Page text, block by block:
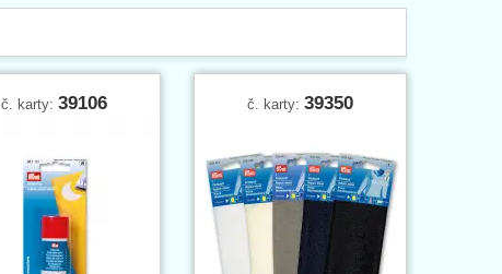
č. karty: 39106 č. karty: 39350